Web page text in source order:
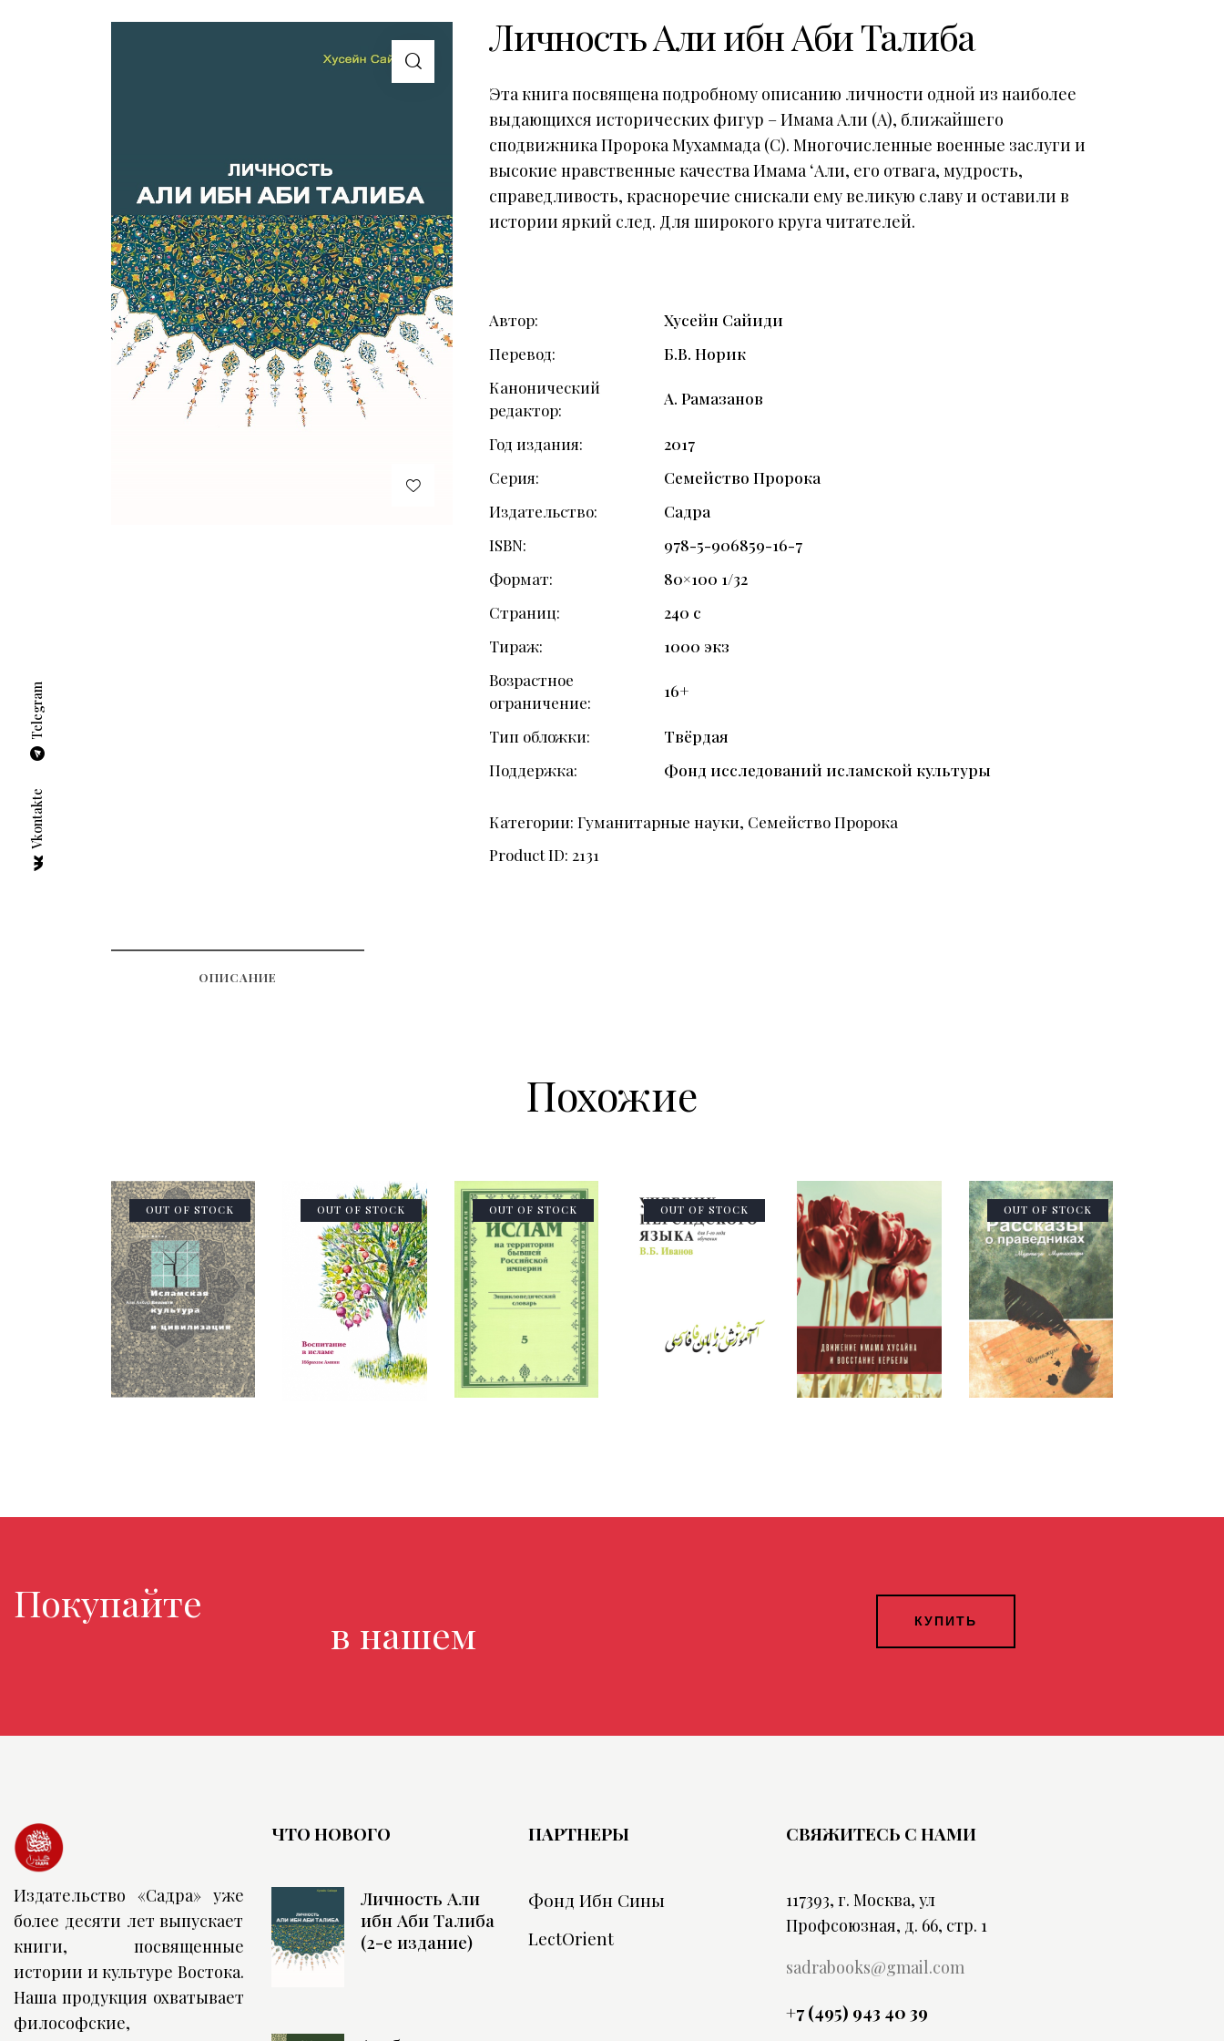
Личность Али ибн Аби Талиба
Эта книга посвящена подробному описанию личности одной из наиболее
выдающихся исторических фигур – Имама Али (А), ближайшего
сподвижника Пророка Мухаммада (С). Многочисленные военные заслуги и
высокие нравственные качества Имама ʻАли, его отвага, мудрость,
справедливость, красноречие снискали ему великую славу и оставили в
истории яркий след. Для широкого круга читателей.
Автор
Хусейн Сайиди
Перевод
Б.В. Норик
Канонический
редактор
А. Рамазанов
Год издания
2017
Серия
Семейство Пророка
Издательство
Садра
ISBN
978-5-906859-16-7
Формат
80×100 1/32
Страниц
240 с
Тираж
1000 экз
Возрастное
ограничение
16+
Тип обложки
Твёрдая
Поддержка
Фонд исследований исламской культуры
Категории:Гуманитарные науки, Семейство Пророка
Product ID: 2131
ОПИСАНИЕ
Похожие
OUT OF STOCK OUT OF STOCK OUT OF STOCK OUT OF STOCK OUT OF STOCK
Покупайте любимые
в нашем магазине КУПИТЬ
Издательство «Садра» уже
более десяти лет выпускает
книги, посвященные
истории и культуре Востока.
Наша продукция охватывает
философские,
ЧТО НОВОГО
Личность Али
ибн Аби Талиба
(2-е издание)
ПАРТНЕРЫ
Фонд Ибн Сины
LectOrient
СВЯЖИТЕСЬ С НАМИ
117393, г. Москва, ул
Профсоюзная, д. 66, стр. 1
sadrabooks@gmail.com
+7 (495) 943 40 39
Vkontakte
Telegram